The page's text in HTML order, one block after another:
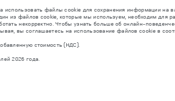
расход топлива автомобиля может отличаться от
в зависимости от рынка и могут быть изменены
в стандартной комплектации. Аксессуары и
и спецификаций.
использовать файлы cookie для сохранения информации на
из файлов cookie, которые мы используем, необходим
некорректно. Чтобы узнать больше об онлайн-
вы соглашаетесь на использование файлов cookie в
стоимость (НДС).
2026 года.